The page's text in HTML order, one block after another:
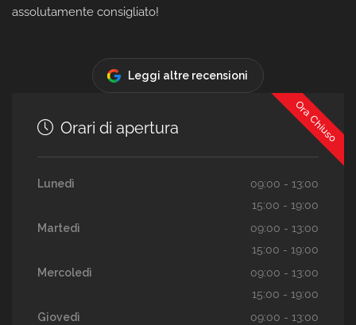
assolutamente consigliato!
Leggi altre recensioni
Ora Chiuso
Orari di apertura
Lunedì
09:00 - 13:00
15:00 - 19:00
Martedì
09:00 - 13:00
15:00 - 19:00
Mercoledì
09:00 - 13:00
15:00 - 19:00
Giovedì
09:00 - 13:00